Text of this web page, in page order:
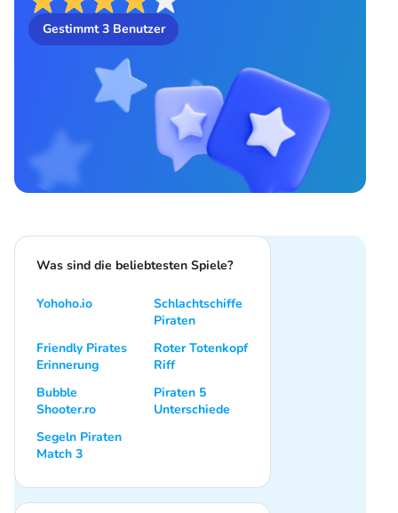
Gestimmt3Benutzer
Was sind die beliebtesten Spiele?
Yohoho.io
Schlachtschiffe
Piraten
Friendly Pirates
Erinnerung
Roter Totenkopf
Riff
Bubble
Shooter.ro
Piraten 5
Unterschiede
Segeln Piraten
Match 3